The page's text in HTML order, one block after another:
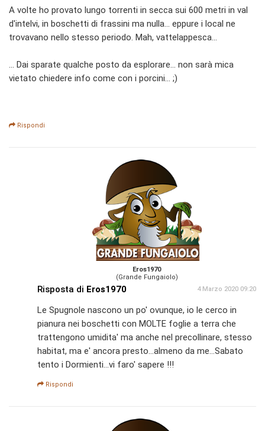
A volte ho provato lungo torrenti in secca sui 600 metri in val
d'intelvi, in boschetti di frassini ma nulla... eppure i local ne
trovavano nello stesso periodo. Mah, vattelappesca...
... Dai sparate qualche posto da esplorare... non sarà mica
vietato chiedere info come con i porcini... ;)
Rispondi
Eros1970
(Grande Fungaiolo)
Risposta di Eros1970 4 Marzo 2020 09:20
Le Spugnole nascono un po' ovunque, io le cerco in
pianura nei boschetti con MOLTE foglie a terra che
trattengono umidita' ma anche nel precollinare, stesso
habitat, ma e' ancora presto...almeno da me...Sabato
tento i Dormienti...vi faro' sapere !!!
Rispondi